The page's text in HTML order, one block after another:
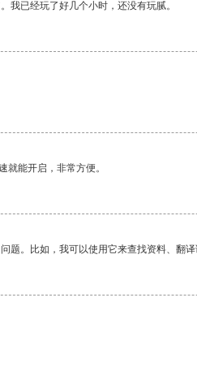
我已经玩了好几个小时，还没有玩腻。
就能开启，非常方便。
题。比如，我可以使用它来查找资料、翻译